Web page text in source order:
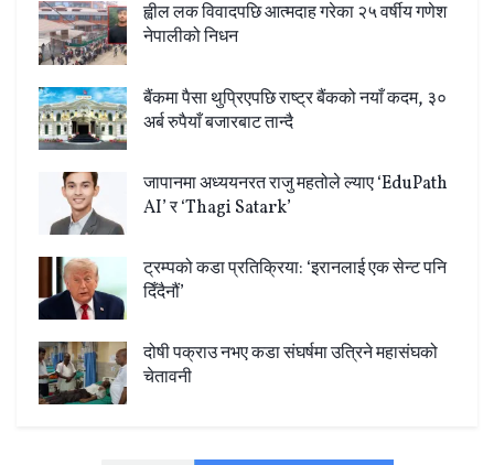
ह्वील लक विवादपछि आत्मदाह गरेका २५ वर्षीय गणेश
नेपालीको निधन
बैंकमा पैसा थुप्रिएपछि राष्ट्र बैंकको नयाँ कदम, ३०
अर्ब रुपैयाँ बजारबाट तान्दै
जापानमा अध्ययनरत राजु महतोले ल्याए ‘EduPath
AI’ र ‘Thagi Satark’
ट्रम्पको कडा प्रतिक्रिया: ‘इरानलाई एक सेन्ट पनि
दिँदैनौं’
दोषी पक्राउ नभए कडा संघर्षमा उत्रिने महासंघको
चेतावनी